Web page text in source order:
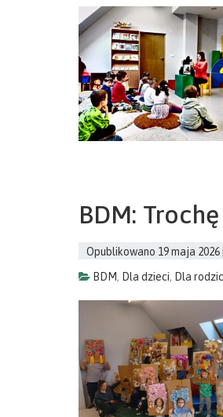
BDM:
Opublikowano 19 maja 2026
BDM, Dla dzieci, Dla